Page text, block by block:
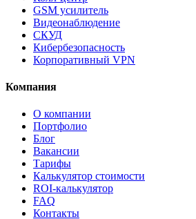
GSM усилитель
Видеонаблюдение
СКУД
Кибербезопасность
Корпоративный VPN
Компания
О компании
Портфолио
Блог
Вакансии
Тарифы
Калькулятор стоимости
ROI-калькулятор
FAQ
Контакты